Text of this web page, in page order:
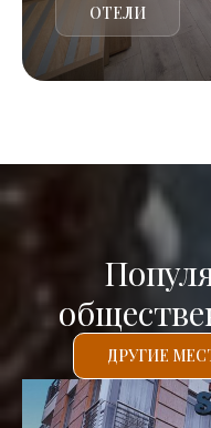
ОТЕЛИ
ДРУГИЕ